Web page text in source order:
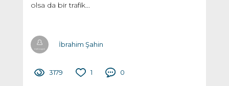
olsa da bir trafik...
İbrahim Şahin
3179 1 0